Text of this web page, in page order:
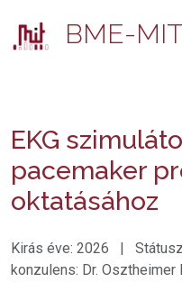
BME-
EKG
pacemaker
oktatásához
Kirás éve: 2026 |
konzulens: Dr. Osztheimer